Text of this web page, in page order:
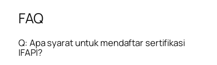
FAQ
Q: Apa syarat untuk mendaftar sertifikasi
IFAPI?